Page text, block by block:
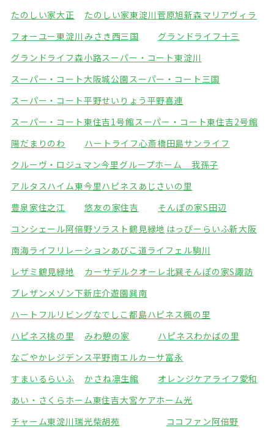
たのしい家大正
たのしい家東淀川菅原旭新森マリアヴィラ
フォーユー東淀川 みさき西三国
グランドライフ十三
グランドライフ森小路スーパー・コート東淀川
スーパー・コート大阪城公園スーパー・コート三国
スーパー・コート平野せいりょう平野喜連
スーパー・コート東住吉1号館スーパー・コート東住吉2号館
陽だまりのわ
ハートライフ心斎橋田島サンライフ
クルーヴ・ロジュマン今里 グループホーム 我孫子
アルタスハイム東今里ハピネスあじさいの里
豊泉家住之江
悠友の家住吉
そんぽの家S田辺
コンシェール阿倍野ソラスト鶴見緑地 はっぴーらいふ新大阪
南海ライフリレーションあびこ道ライフェル駒川
レザミ鶴見緑地
カーサデルクオーレ北巽そんぽの家S諏訪
プレザンメゾン下新庄介遊園巽南
ハートフルリビングなでしこ都島ハピネス楓の里
ハピネス桃の里
みわ憩の家
ハピネスわかばの里
なごやかレジデンス平野南エルカーサ富永
すまいるらいふ
かさね凛生館
オレンジケアライフ愛和
あい・さくらホーム東住吉大宮ケアホーム光
チャーム東淀川瑞光柴胡苑
ココファン阿倍野